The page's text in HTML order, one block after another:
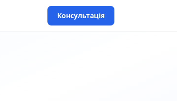
Консультація